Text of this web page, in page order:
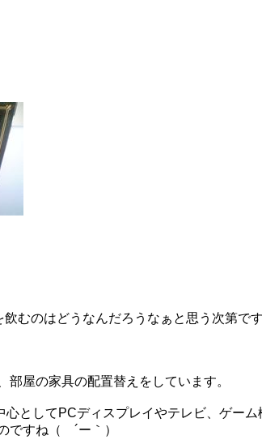
飲むのはどうなんだろうなぁと思う次第で
屋の家具の配置替えをしています。
としてPCディスプレイやテレビ、ゲーム
ですね（ ´ー｀）